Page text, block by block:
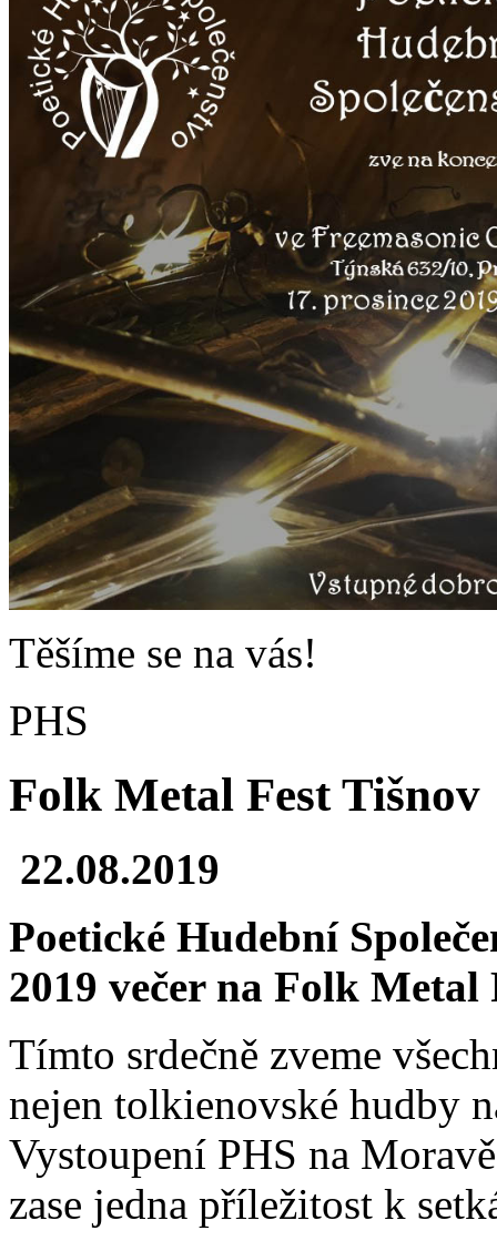
Těšíme se na vás!
PHS
Folk Metal Fest Tišnov
22.08.2019
Poetické Hudební
2019 večer na Folk Metal
Tímto srdečně zveme
nejen tolkienovské hudby
Vystoupení PHS na
zase jedna příležitost k